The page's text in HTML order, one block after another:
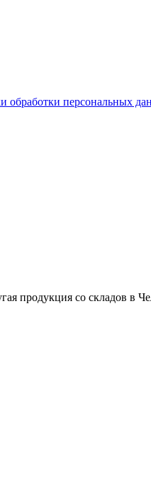
обработки персональных
продукция со складов в